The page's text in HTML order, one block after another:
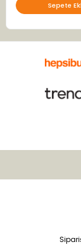
Sepete